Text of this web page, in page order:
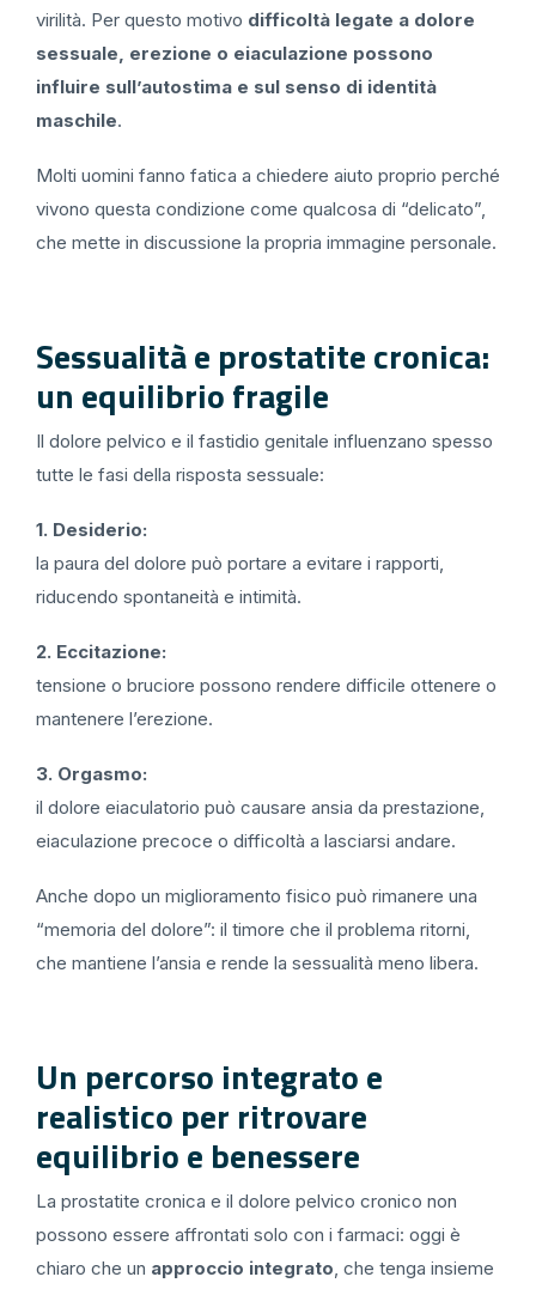
virilità. Per questo motivo difficoltà legate a dolore
sessuale, erezione o eiaculazione possono
influire sull’autostima e sul senso di identità
maschile.
Molti uomini fanno fatica a chiedere aiuto proprio perché
vivono questa condizione come qualcosa di “delicato”,
che mette in discussione la propria immagine personale.
Sessualità e prostatite cronica:
un equilibrio fragile
Il dolore pelvico e il fastidio genitale influenzano spesso
tutte le fasi della risposta sessuale:
1. Desiderio:
la paura del dolore può portare a evitare i rapporti,
riducendo spontaneità e intimità.
2. Eccitazione:
tensione o bruciore possono rendere difficile ottenere o
mantenere l’erezione.
3. Orgasmo:
il dolore eiaculatorio può causare ansia da prestazione,
eiaculazione precoce o difficoltà a lasciarsi andare.
Anche dopo un miglioramento fisico può rimanere una
“memoria del dolore”: il timore che il problema ritorni,
che mantiene l’ansia e rende la sessualità meno libera.
Un percorso integrato e
realistico per ritrovare
equilibrio e benessere
La prostatite cronica e il dolore pelvico cronico non
possono essere affrontati solo con i farmaci: oggi è
chiaro che un approccio integrato, che tenga insieme